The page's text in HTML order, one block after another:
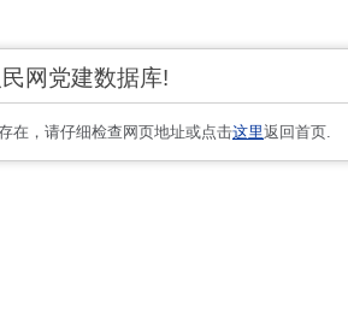
网党建数据库!
在，请仔细检查网页地址或点击这里返回首页.